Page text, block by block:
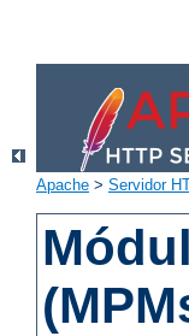
Apache > Servidor